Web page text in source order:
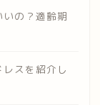
の？適齢期
スを紹介し